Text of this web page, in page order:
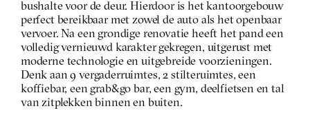
bushalte voor de deur. Hierdoor is het kantoorgebouw
perfect bereikbaar met zowel de auto als het openbaar
vervoer. Na een grondige renovatie heeft het pand een
volledig vernieuwd karakter gekregen, uitgerust met
moderne technologie en uitgebreide voorzieningen.
Denk aan 9 vergaderruimtes, 2 stilteruimtes, een
koffiebar, een grab&go bar, een gym, deelfietsen en tal
van zitplekken binnen en buiten.